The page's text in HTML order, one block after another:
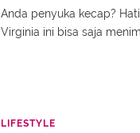
Anda penyuka kecap?
Virginia ini bisa saja
LIFESTYLE